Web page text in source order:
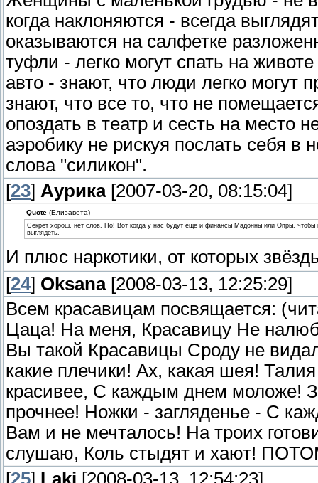
когда наклоняются - всегда
оказываются на салфетке
туфли - легко могут спать на
авто - знают, что люди легко могут
знают, что все то, что не
опоздать в театр и сесть на место
аэробику не рискуя послать себя в
слова "силикон".
[23] Аурика[2007-03-20, 08:15:04]
Quote(Елизавета)
Секрет хорош, нет слов. Но! Вот когда у нас будут еще и финансы Мадонны или Опры,
выглядеть.
И плюс наркотики, от которых
[24] Oksana[2008-03-13, 12:25:29]
Всем красавицам посвящается:
Цаца! На меня, Красавицу Не
Вы такой Красавицы Сроду не
какие плечики! Ах, какая шея!
красивее, С каждым днем моложе!
прочнее! Ножки - загляденье - С
Вам и не мечталось! На троих
слушаю, Коль стыдят и хают!
[25] Laki [2008-03-13, 12:54:23]